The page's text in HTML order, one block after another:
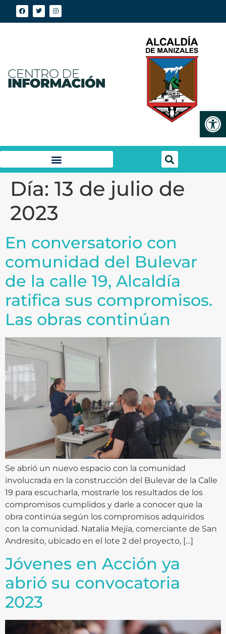
Día: 13 de julio de
2023
En conversatorio con
comunidad del Bulevar
de la calle 19, Alcaldía
ratifica sus compromisos.
Las obras continúan
Se abrió un nuevo espacio con la comunidad
involucrada en la construcción del Bulevar de la Calle
19 para escucharla, mostrarle los resultados de los
compromisos cumplidos y darle a conocer que la
obra continúa según los compromisos adquiridos
con la comunidad. Natalia Mejía, comerciante de San
Andresito, ubicado en el lote 2 del proyecto, […]
Jóvenes en Acción ya
abrió su convocatoria
2023